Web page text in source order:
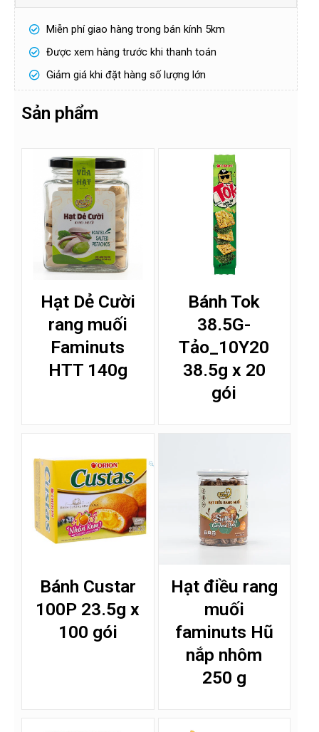
Miễn phí giao hàng trong bán kính 5km
Được xem hàng trước khi thanh toán
Giảm giá khi đặt hàng số lượng lớn
Sản phẩm
Hạt Dẻ Cười
rang muối
Faminuts
HTT 140g
Bánh Tok
38.5G-
Tảo_10Y20
38.5g x 20
gói
Bánh Custar
100P 23.5g x
100 gói
Hạt điều rang
muối
faminuts Hũ
nắp nhôm
250 g
H
v
à
êđ
i
i
!
*